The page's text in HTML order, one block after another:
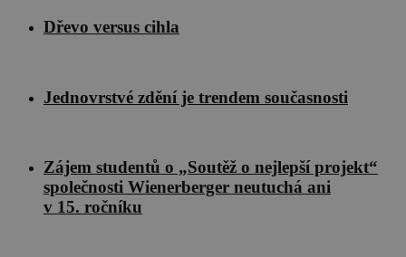
Dřevo versus cihla
Jednovrstvé zdění je trendem současnosti
Zájem studentů o „Soutěž o nejlepší projekt“
společnosti Wienerberger neutuchá ani
v 15. ročníku